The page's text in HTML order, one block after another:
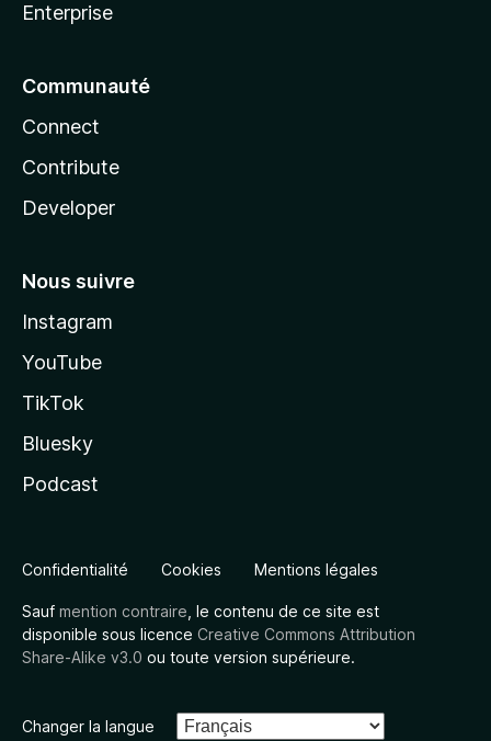
Enterprise
Communauté
Connect
Contribute
Developer
Nous suivre
Instagram
YouTube
TikTok
Bluesky
Podcast
Confidentialité Cookies Mentions légales
Sauf mention contraire , le contenu de ce site est
disponible sous licence Creative Commons Attribution
Share-Alike v3.0 ou toute version supérieure.
Changer la langue